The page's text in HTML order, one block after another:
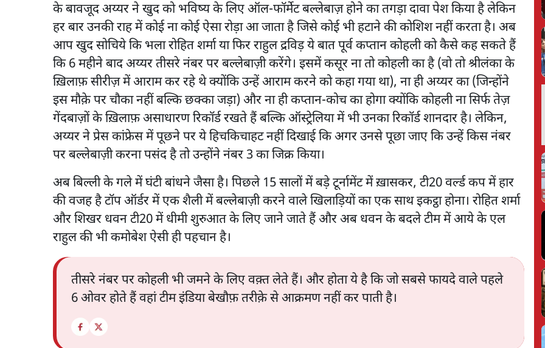
के बावजूद अय्यर ने खुद को भविष्य के लिए ऑल-फॉर्मेट बल्लेबाज़ होने का तगड़ा दावा पेश किया है लेकिन
हर बार उनकी राह में कोई ना कोई ऐसा रोड़ा आ जाता है जिसे कोई भी हटाने की कोशिश नहीं करता है। अब
आप खुद सोचिये कि भला रोहित शर्मा या फिर राहुल द्रविड़ ये बात पूर्व कप्तान कोहली को कैसे कह सकते हैं
कि 6 महीने बाद अय्यर तीसरे नंबर पर बल्लेबाज़ी करेंगे। इसमें कसूर ना तो कोहली का है (वो तो श्रीलंका के
ख़िलाफ़ सीरीज़ में आराम कर रहे थे क्योंकि उन्हें आराम करने को कहा गया था), ना ही अय्यर का (जिन्होंने
इस मौक़े पर चौका नहीं बल्कि छक्का जड़ा) और ना ही कप्तान-कोच का होगा क्योंकि कोहली ना सिर्फ तेज़
गेंदबाज़ों के ख़िलाफ़ असाधारण रिकॉर्ड रखते हैं बल्कि ऑस्ट्रेलिया में भी उनका रिकॉर्ड शानदार है। लेकिन,
अय्यर ने प्रेस कांफ्रेस में पूछने पर ये हिचकिचाहट नहीं दिखाई कि अगर उनसे पूछा जाए कि उन्हें किस नंबर
पर बल्लेबाज़ी करना पसंद है तो उन्होंने नंबर 3 का जिक्र किया।
अब बिल्ली के गले में घंटी बांधने जैसा है। पिछले 15 सालों में बड़े टूर्नामेंट में ख़ासकर, टी20 वर्ल्ड कप में हार
की वजह है टॉप ऑर्डर में एक शैली में बल्लेबाज़ी करने वाले खिलाड़ियों का एक साथ इकट्ठा होना। रोहित शर्मा
और शिखर धवन टी20 में धीमी शुरुआत के लिए जाने जाते हैं और अब धवन के बदले टीम में आये के एल
राहुल की भी कमोबेश ऐसी ही पहचान है।
तीसरे नंबर पर कोहली भी जमने के लिए वक़्त लेते हैं। और होता ये है कि जो सबसे फायदे वाले पहले
6 ओवर होते हैं वहां टीम इंडिया बेखौफ़ तरीक़े से आक्रमण नहीं कर पाती है।